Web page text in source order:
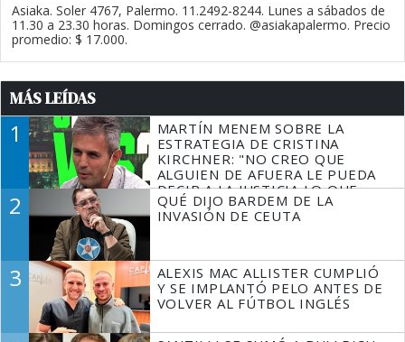
Asiaka. Soler 4767, Palermo. 11.2492-8244. Lunes a sábados de
11.30 a 23.30 horas. Domingos cerrado. @asiakapalermo. Precio
promedio: $ 17.000.
MÁS LEÍDAS
1
MARTÍN MENEM SOBRE LA
ESTRATEGIA DE CRISTINA
KIRCHNER: "NO CREO QUE
ALGUIEN DE AFUERA LE PUEDA
DECIR A LA JUSTICIA LO QUE
TIENE QUE HACER"
2
QUÉ DIJO BARDEM DE LA
INVASIÓN DE CEUTA
3
ALEXIS MAC ALLISTER CUMPLIÓ
Y SE IMPLANTÓ PELO ANTES DE
VOLVER AL FÚTBOL INGLÉS